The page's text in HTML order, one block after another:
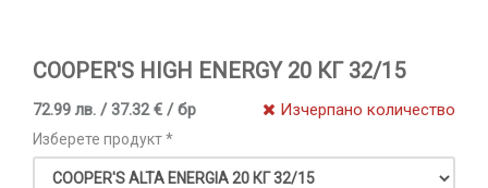
COOPER'S HIGH ENERGY 20 КГ 32/15
72.99 лв. / 37.32 € / бр Изчерпано количество
Изберете продукт *